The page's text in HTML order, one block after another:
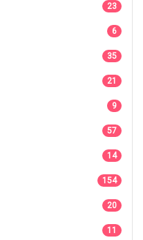
23
6
35
21
9
57
14
154
20
11